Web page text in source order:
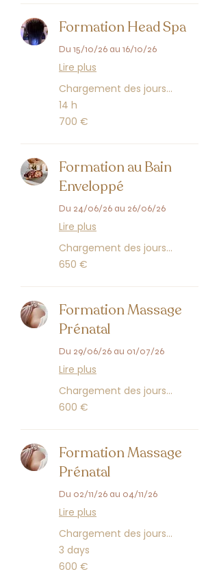
Formation Head Spa
Du 15/10/26 au 16/10/26
Lire plus
Chargement des jours...
14 h
700
euros
700 €
Formation au Bain
Enveloppé
Du 24/06/26 au 26/06/26
Lire plus
Chargement des jours...
650
euros
650 €
Formation Massage
Prénatal
Du 29/06/26 au 01/07/26
Lire plus
Chargement des jours...
600
euros
600 €
Formation Massage
Prénatal
Du 02/11/26 au 04/11/26
Lire plus
Chargement des jours...
3 days
600
euros
600 €